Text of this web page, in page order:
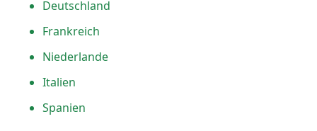
Deutschland
Frankreich
Niederlande
Italien
Spanien